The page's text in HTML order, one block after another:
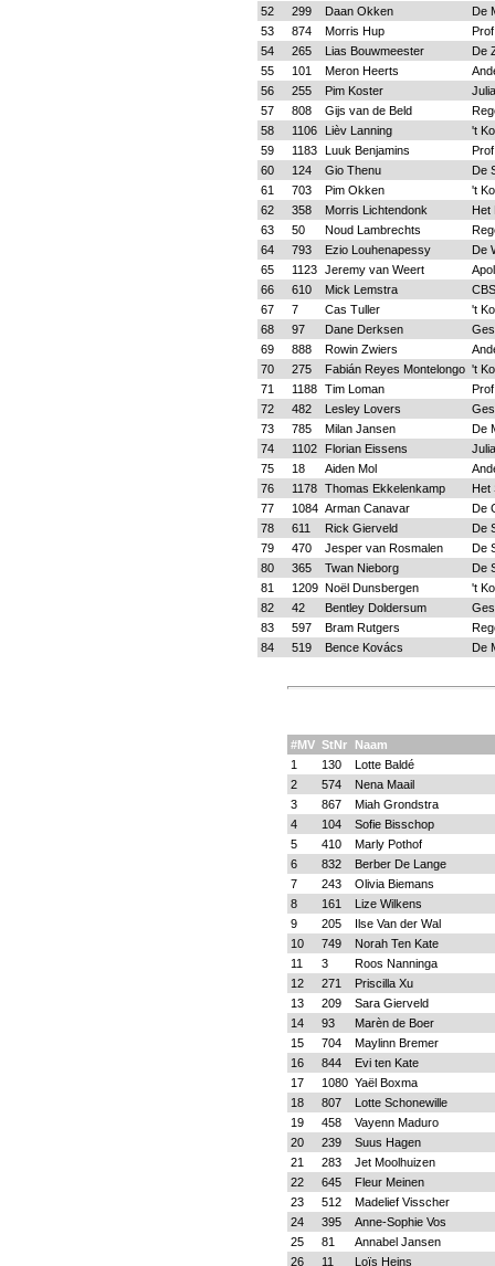
52
299 Daan Okken
De
53
874 Morris Hup
54
265 Lias Bouwmeester
De
55
101 Meron Heerts
56
255 Pim Koster
57
808 Gijs van de Beld
58
1106 Lièv Lanning
't
59
1183 Luuk Benjamins
60
124 Gio Thenu
De
61
703 Pim Okken
't
62
358 Morris Lichtendonk
Het
63
50 Noud Lambrechts
64
793 Ezio Louhenapessy
De
65
1123 Jeremy van Weert
66
610 Mick Lemstra
67
7 Cas Tuller
't
68
97 Dane Derksen
69
888 Rowin Zwiers
70
275 Fabián Reyes Montelongo 't
71
1188 Tim Loman
72
482 Lesley Lovers
73
785 Milan Jansen
De
74
1102 Florian Eissens
75
18 Aiden Mol
76
1178 Thomas Ekkelenkamp
Het
77
1084 Arman Canavar
De
78
611 Rick Gierveld
De
79
470 Jesper van Rosmalen
De
80
365 Twan Nieborg
De
81
1209 Noël Dunsbergen
't
82
42 Bentley Doldersum
83
597 Bram Rutgers
84
519 Bence Kovács De
#MV StNr
Naam
1
130
Lotte Baldé
2
574
Nena Maail
3
867
Miah Grondstra
4
104
Sofie Bisschop
5
410
Marly Pothof
6
832
Berber De Lange
7
243
Olivia Biemans
8
161
Lize Wilkens
9
205
Ilse Van der Wal
10
749
Norah Ten Kate
11
3
Roos Nanninga
12
271
Priscilla Xu
13
209
Sara Gierveld
14
93
Marèn de Boer
15
704
Maylinn Bremer
16
844
Evi ten Kate
17
1080 Yaël Boxma
18
807
Lotte Schonewille
19
458
Vayenn Maduro
20
239
Suus Hagen
21
283
Jet Moolhuizen
22
645
Fleur Meinen
23
512
Madelief Visscher
24
395
Anne-Sophie Vos
25
81
Annabel Jansen
26
11
Loïs Heins